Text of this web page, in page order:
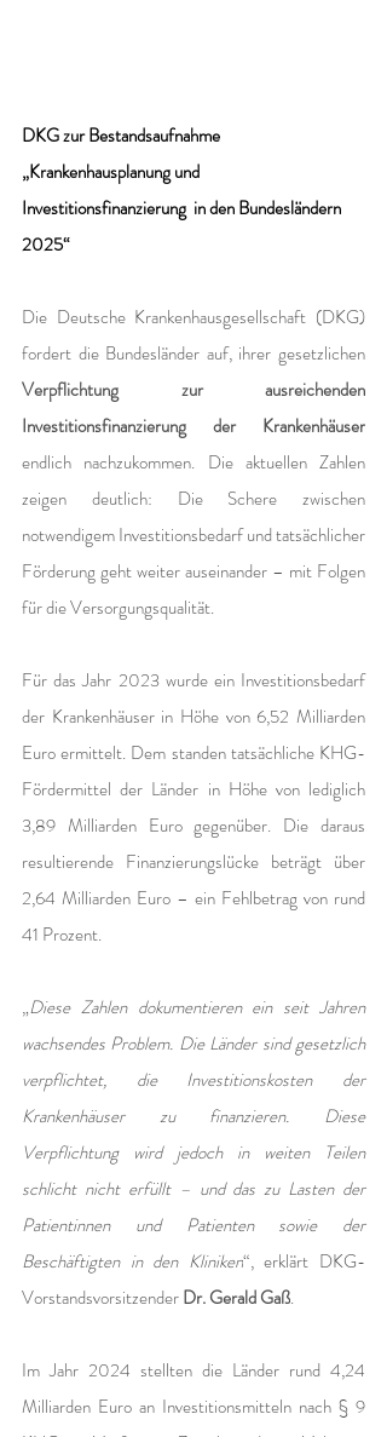
DKG zur Bestandsaufnahme
„Krankenhausplanung und
Investitionsfinanzierung  in den Bundesländern
2025“
Die Deutsche Krankenhausgesellschaft (DKG)
Verpflichtung zur ausreichenden
Investitionsfinanzierung der Krankenhäuser
endlich nachzukommen. Die aktuellen Zahlen
zeigen deutlich: Die Schere zwischen
notwendigem Investitionsbedarf und tatsächlicher
Förderung geht weiter auseinander – mit Folgen
für die Versorgungsqualität.
Für das Jahr 2023 wurde ein Investitionsbedarf
der Krankenhäuser in Höhe von 6,52 Milliarden
Euro ermittelt. Dem standen tatsächliche KHG-
Fördermittel der Länder in Höhe von lediglich
3,89 Milliarden Euro gegenüber. Die daraus
resultierende Finanzierungslücke beträgt über
2,64 Milliarden Euro – ein Fehlbetrag von rund
41 Prozent.
„Diese Zahlen dokumentieren ein seit Jahren
wachsendes Problem. Die Länder sind gesetzlich
verpflichtet, die Investitionskosten der
Krankenhäuser zu finanzieren. Diese
Verpflichtung wird jedoch in weiten Teilen
schlicht nicht erfüllt – und das zu Lasten der
Patientinnen und Patienten sowie der
Beschäftigten in den Kliniken“, erklärt DKG-
Vorstandsvorsitzender Dr. Gerald Gaß.
Im Jahr 2024 stellten die Länder rund 4,24
Milliarden Euro an Investitionsmitteln nach § 9